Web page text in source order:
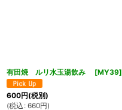
有田焼 ルリ水玉湯飲み [MY39]
600円(税別)
(税込 : 660円)